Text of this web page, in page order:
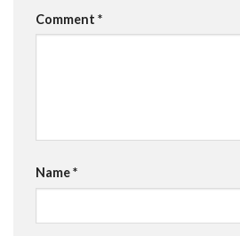
Comment *
Name*